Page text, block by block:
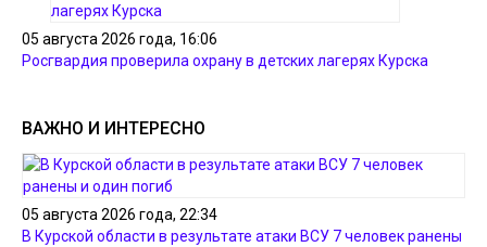
05 августа 2026 года, 16:06
Росгвардия проверила охрану в детских лагерях Курска
ВАЖНО И ИНТЕРЕСНО
05 августа 2026 года, 22:34
В Курской области в результате атаки ВСУ 7 человек ранены